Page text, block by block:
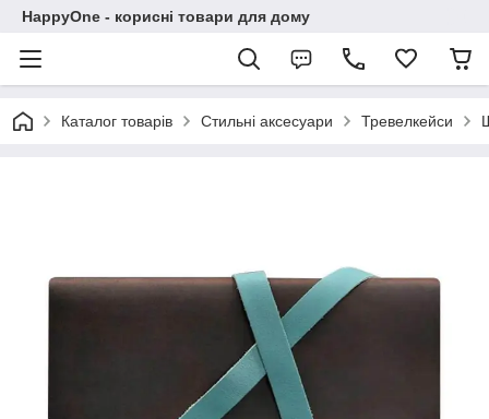
HappyOne - корисні товари для дому
Каталог товарів Стильні аксесуари Тревелкейси